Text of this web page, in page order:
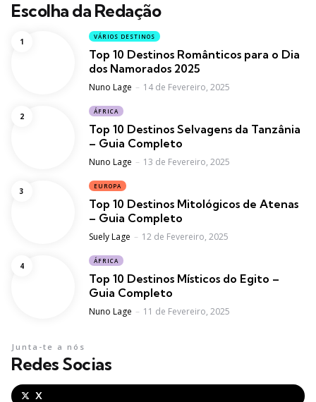
Escolha da Redação
VÁRIOS DESTINOS
Top 10 Destinos Românticos para o Dia
dos Namorados 2025
Posted
Nuno Lage 14 de Fevereiro, 2025
ÁFRICA
Top 10 Destinos Selvagens da Tanzânia
– Guia Completo
Posted
Nuno Lage 13 de Fevereiro, 2025
EUROPA
Top 10 Destinos Mitológicos de Atenas
– Guia Completo
Posted
Suely Lage 12 de Fevereiro, 2025
ÁFRICA
Top 10 Destinos Místicos do Egito –
Guia Completo
Posted
Nuno Lage 11 de Fevereiro, 2025
Redes Socias
Junta-te a nós
X